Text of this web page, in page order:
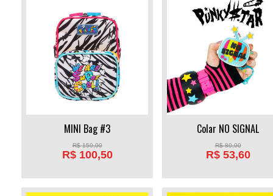
MINI Bag #3
R$150,00
R$ 100,50
Colar NO SIGNAL
R$80,00
R$ 53,60